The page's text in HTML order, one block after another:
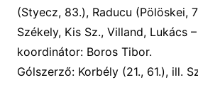
(Styecz, 83.), Raducu (Pölöskei,
Székely, Kis Sz., Villand, Lukács
koordinátor: Boros Tibor.
Gólszerző: Korbély (21., 61.), ill.